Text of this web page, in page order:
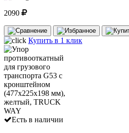
2090
Купить в 1 клик
Есть в наличии